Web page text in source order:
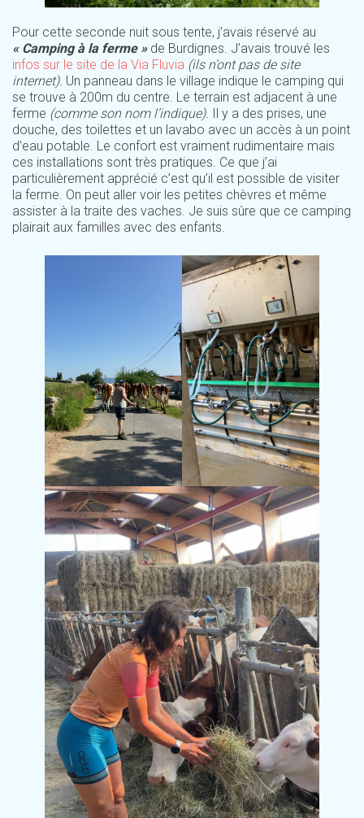
Pour cette seconde nuit sous tente, j’avais réservé au
« Camping à la ferme » de Burdignes. J’avais trouvé les
infos sur le site de la Via Fluvia (ils n’ont pas de site
internet). Un panneau dans le village indique le camping qui
se trouve à 200m du centre. Le terrain est adjacent à une
ferme (comme son nom l’indique). Il y a des prises, une
douche, des toilettes et un lavabo avec un accès à un point
d’eau potable. Le confort est vraiment rudimentaire mais
ces installations sont très pratiques. Ce que j’ai
particulièrement apprécié c’est qu’il est possible de visiter
la ferme. On peut aller voir les petites chèvres et même
assister à la traite des vaches. Je suis sûre que ce camping
plairait aux familles avec des enfants.